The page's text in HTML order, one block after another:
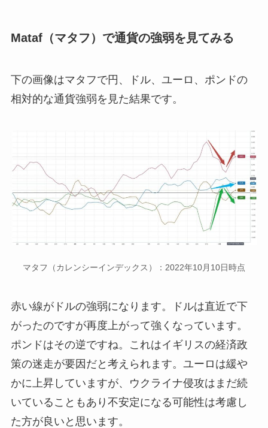
Mataf（マタフ）で通貨の強弱を見てみる
下の画像はマタフで円、ドル、ユーロ、ポンドの
相対的な通貨強弱を見た結果です。
マタフ（カレンシーインデックス）：2022年10月10日時点
赤い線がドルの強弱になります。ドルは直近で下
がったのですが再度上がって強くなっています。
ポンドはその逆ですね。これはイギリスの経済政
策の迷走が要因だと考えられます。ユーロは緩や
かに上昇していますが、ウクライナ侵攻はまだ続
いていることもあり不安定になる可能性は考慮し
た方が良いと思います。